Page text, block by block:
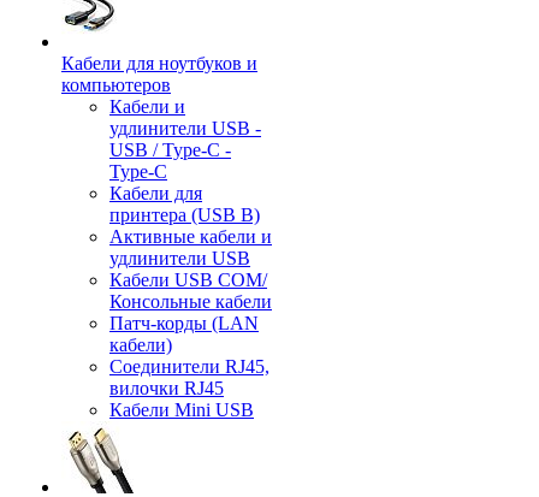
Кабели для ноутбуков и
компьютеров
Кабели и
удлинители USB -
USB / Type-C -
Type-C
Кабели для
принтера (USB B)
Активные кабели и
удлинители USB
Кабели USB COM/
Консольные кабели
Патч-корды (LAN
кабели)
Соединители RJ45,
вилочки RJ45
Кабели Mini USB